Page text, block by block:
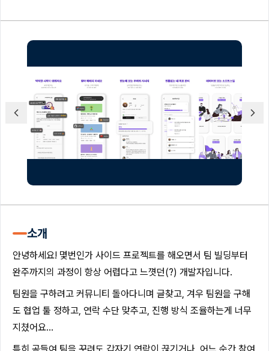
소개
안녕하세요! 몇번인가 사이드 프로젝트를 해오면서 팀 빌딩부터
완주까지의 과정이 항상 어렵다고 느꼇던(?) 개발자입니다.
팀원을 구하려고 커뮤니티 돌아다니며 글찾고, 겨우 팀원을 구해
도 협업 툴 정하고, 연락 수단 맞추고, 진행 방식 조율하는게 너무
지쳤어요…